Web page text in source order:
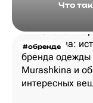
Что
#обренде